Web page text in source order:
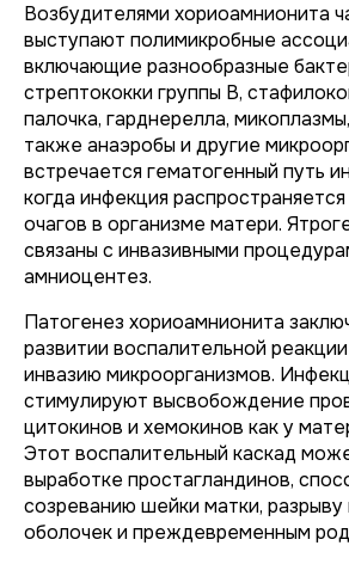
Возбудителями хориоамнионита
выступают полимикробные
включающие разнообразные
стрептококки группы B,
палочка, гарднерелла,
также анаэробы и другие
встречается гематогенный путь
когда инфекция
очагов в организме матери.
связаны с инвазивными
амниоцентез.
Патогенез хориоамнионита
развитии воспалительной
инвазию микроорганизмов.
стимулируют высвобождение
цитокинов и хемокинов как у
Этот воспалительный каскад
выработке простагландинов,
созреванию шейки матки, разрыву
оболочек и преждевременным